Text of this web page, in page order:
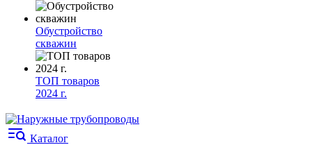
Обустройство
скважин
ТОП товаров
2024 г.
Каталог